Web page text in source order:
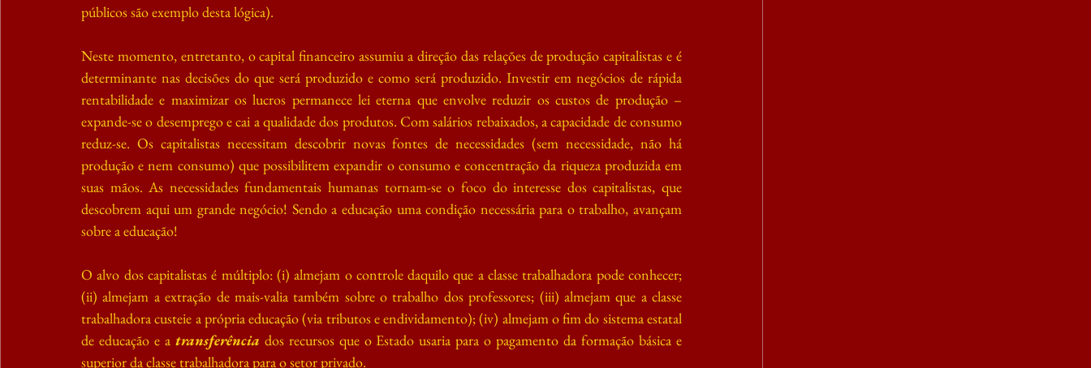
públicos são exemplo desta lógica).
Neste momento, entretanto, o capital financeiro assumiu a direção das relações de produção capitalistas e é
determinante nas decisões do que será produzido e como será produzido. Investir em negócios de rápida
rentabilidade e maximizar os lucros permanece lei eterna que envolve reduzir os custos de produção –
expande-se o desemprego e cai a qualidade dos produtos. Com salários rebaixados, a capacidade de consumo
reduz-se. Os capitalistas necessitam descobrir novas fontes de necessidades (sem necessidade, não há
produção e nem consumo) que possibilitem expandir o consumo e concentração da riqueza produzida em
suas mãos. As necessidades fundamentais humanas tornam-se o foco do interesse dos capitalistas, que
descobrem aqui um grande negócio! Sendo a educação uma condição necessária para o trabalho, avançam
sobre a educação!
O alvo dos capitalistas é múltiplo: (i) almejam o controle daquilo que a classe trabalhadora pode conhecer;
(ii) almejam a extração de mais-valia também sobre o trabalho dos professores; (iii) almejam que a classe
trabalhadora custeie a própria educação (via tributos e endividamento); (iv) almejam o fim do sistema estatal
de educação e a transferência dos recursos que o Estado usaria para o pagamento da formação básica e
superior da classe trabalhadora para o setor privado.